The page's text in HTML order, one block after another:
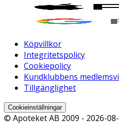
Köpvillkor
Integritetspolicy
Cookiepolicy
Kundklubbens
Tillgänglighet
Cookieinställningar
© Apoteket AB 2009 - 2026-